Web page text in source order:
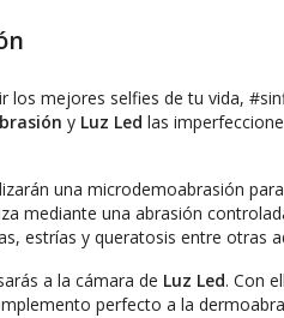
los mejores selfies de tu vida,
y Luz Led las
una microdemoabrasión para
mediante una abrasión
estrías y queratosis entre otras
a la cámara de Luz Led. Con
perfecto a la